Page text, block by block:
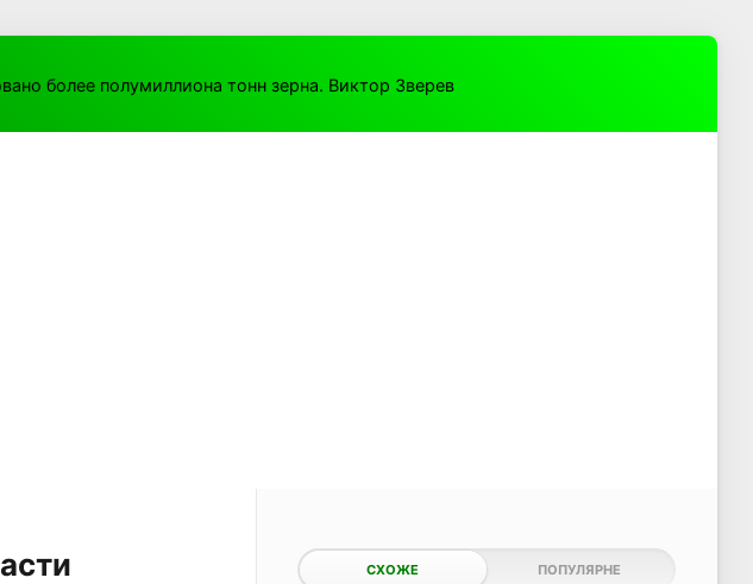
более полумиллиона тонн зерна. Виктор Зверев
СХОЖЕ ПОПУЛЯРНЕ